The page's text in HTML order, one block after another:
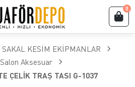
0
SAKAL KESİM EKİPMANLAR
Aksesuar
ÇELİK TRAŞ TASI G-1037